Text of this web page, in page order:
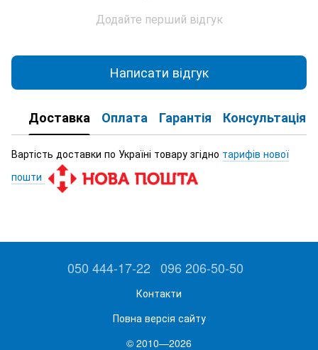
Додайте перший відгук
Написати відгук
Доставка Оплата Гарантія Консультація
Вартість доставки по Україні товару згідно тарифів нової
пошти
050 444-17-22 096 206-50-50
Контакти
Повна версія сайту
© 2010—2026